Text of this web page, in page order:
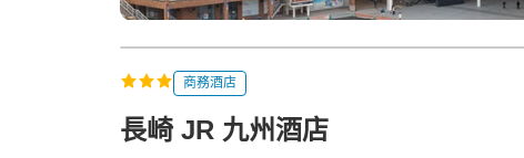
商務酒店
長崎 JR 九州酒店